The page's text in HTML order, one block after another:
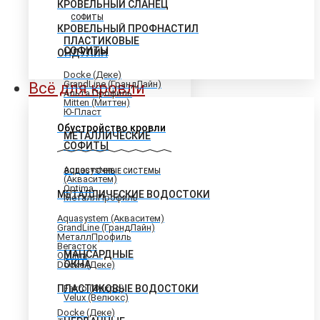
СОФИТЫ
ПЛАСТИКОВЫЕ
СОФИТЫ
Docke (Деке)
GrandLine (ГрандЛайн)
Альта Профиль
Mitten (Миттен)
Ю-Пласт
МЕТАЛЛИЧЕСКИЕ
СОФИТЫ
Aquasystem
(Акваситем)
Optima
МеталлПрофиль
МАНСАРДНЫЕ
ОКНА
Fakro (Факро)
Velux (Велюкс)
КРОВЕЛЬНЫЙ СЛАНЕЦ
КРОВЕЛЬНЫЙ ПРОФНАСТИЛ
ОНДУЛИН
Всё для кровли
Обустройство кровли
ВОДОСТОЧНЫЕ СИСТЕМЫ
МЕТАЛЛИЧЕСКИЕ ВОДОСТОКИ
Aquasystem (Акваситем)
GrandLine (ГрандЛайн)
МеталлПрофиль
Вегасток
Optima
Docke (Деке)
ПЛАСТИКОВЫЕ ВОДОСТОКИ
Docke (Деке)